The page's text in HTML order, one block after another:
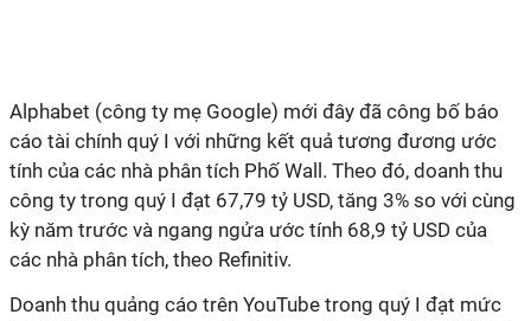
Alphabet (công ty mẹ Google) mới đây đã công bố báo
cáo tài chính quý I với những kết quả tương đương ước
tính của các nhà phân tích Phố Wall. Theo đó, doanh thu
công ty trong quý I đạt 67,79 tỷ USD, tăng 3% so với cùng
kỳ năm trước và ngang ngửa ước tính 68,9 tỷ USD của
các nhà phân tích, theo Refinitiv.
Doanh thu quảng cáo trên YouTube trong quý I đạt mức